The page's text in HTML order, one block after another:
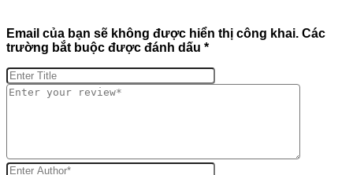
Email của bạn sẽ không được hiển thị công khai. Các
trường bắt buộc được đánh dấu *